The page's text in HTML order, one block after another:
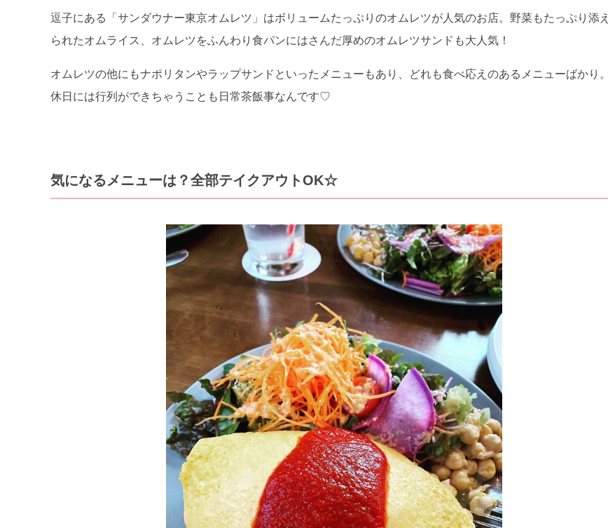
逗子にある「サンダウナー東京オムレツ」はボリュームたっぷりのオムレツが人気のお店。野菜もたっぷり添え
られたオムライス、オムレツをふんわり食パンにはさんだ厚めのオムレツサンドも大人気！
オムレツの他にもナポリタンやラップサンドといったメニューもあり、どれも食べ応えのあるメニューばかり。
休日には行列ができちゃうことも日常茶飯事なんです♡
気になるメニューは？全部テイクアウトOK☆